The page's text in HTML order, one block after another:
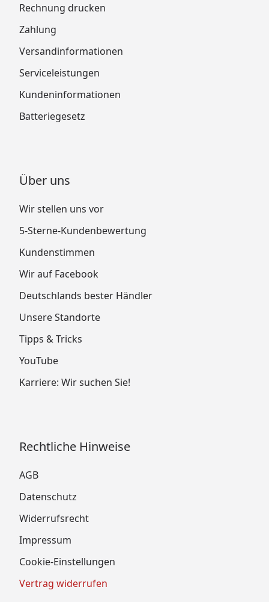
Rechnung drucken
Zahlung
Versandinformationen
Serviceleistungen
Kundeninformationen
Batteriegesetz
Über uns
Wir stellen uns vor
5-Sterne-Kundenbewertung
Kundenstimmen
Wir auf Facebook
Deutschlands bester Händler
Unsere Standorte
Tipps & Tricks
YouTube
Karriere: Wir suchen Sie!
Rechtliche Hinweise
AGB
Datenschutz
Widerrufsrecht
Impressum
Cookie-Einstellungen
Vertrag widerrufen